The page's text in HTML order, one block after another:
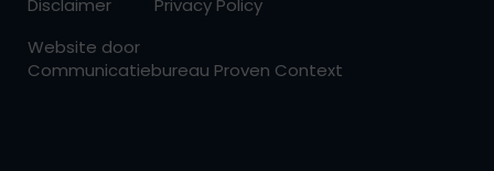
Disclaimer
Privacy Policy
Website door
Communicatiebureau Proven Context